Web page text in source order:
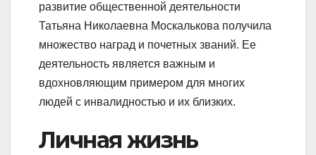
развитие общественной деятельности
Татьяна Николаевна Москалькова получила
множество наград и почетных званий. Ее
деятельность является важным и
вдохновляющим примером для многих
людей с инвалидностью и их близких.
Личная жизнь